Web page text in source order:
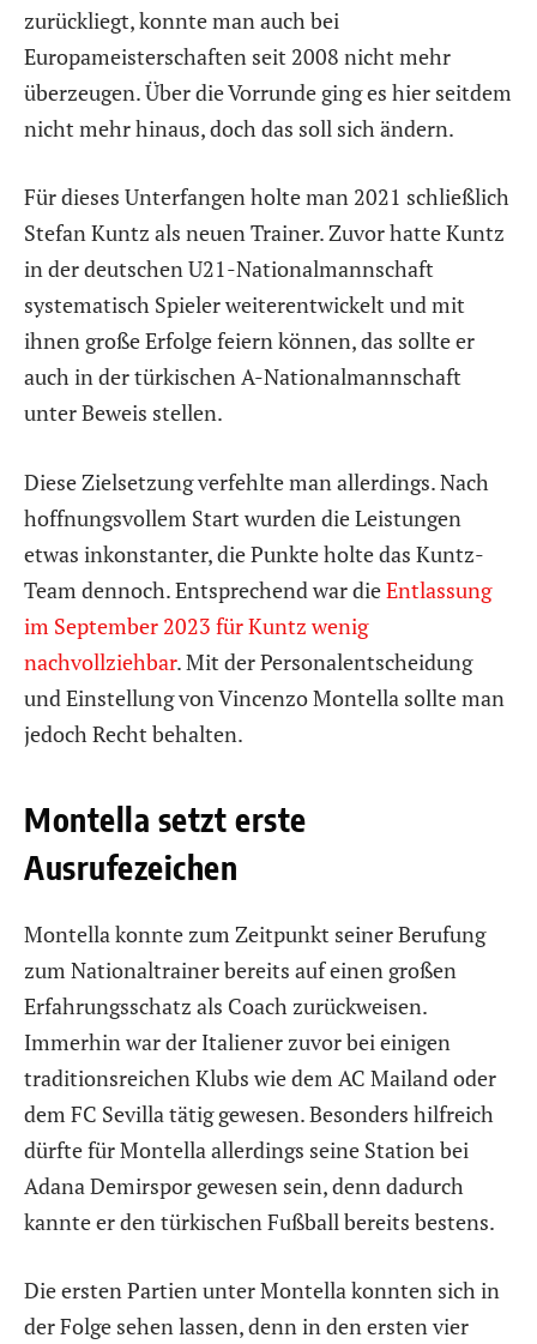
zurückliegt, konnte man auch bei
Europameisterschaften seit 2008 nicht mehr
überzeugen. Über die Vorrunde ging es hier seitdem
nicht mehr hinaus, doch das soll sich ändern.
Für dieses Unterfangen holte man 2021 schließlich
Stefan Kuntz als neuen Trainer. Zuvor hatte Kuntz
in der deutschen U21-Nationalmannschaft
systematisch Spieler weiterentwickelt und mit
ihnen große Erfolge feiern können, das sollte er
auch in der türkischen A-Nationalmannschaft
unter Beweis stellen.
Diese Zielsetzung verfehlte man allerdings. Nach
hoffnungsvollem Start wurden die Leistungen
etwas inkonstanter, die Punkte holte das Kuntz-
Team dennoch. Entsprechend war dieEntlassung
im September 2023 für Kuntz wenig
nachvollziehbar. Mit der Personalentscheidung
und Einstellung von Vincenzo Montella sollte man
jedoch Recht behalten.
Montella setzt erste
Ausrufezeichen
Montella konnte zum Zeitpunkt seiner Berufung
zum Nationaltrainer bereits auf einen großen
Erfahrungsschatz als Coach zurückweisen.
Immerhin war der Italiener zuvor bei einigen
traditionsreichen Klubs wie dem AC Mailand oder
dem FC Sevilla tätig gewesen. Besonders hilfreich
dürfte für Montella allerdings seine Station bei
Adana Demirspor gewesen sein, denn dadurch
kannte er den türkischen Fußball bereits bestens.
Die ersten Partien unter Montella konnten sich in
der Folge sehen lassen, denn in den ersten vier